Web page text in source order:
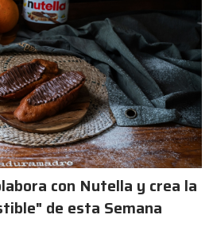
con Nutella y crea la
de esta Semana